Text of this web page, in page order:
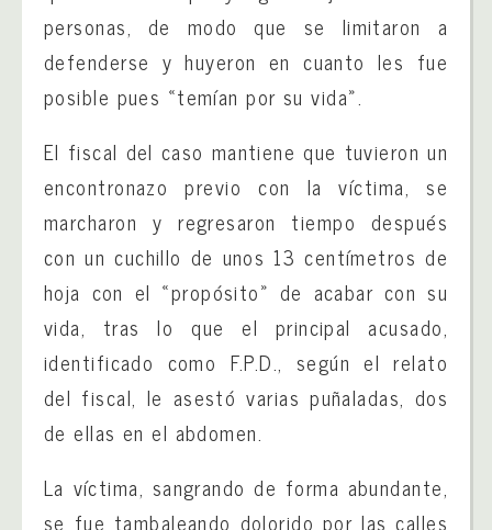
personas, de modo que se limitaron a
defenderse y huyeron en cuanto les fue
posible pues «temían por su vida».
El fiscal del caso mantiene que tuvieron un
encontronazo previo con la víctima, se
marcharon y regresaron tiempo después
con un cuchillo de unos 13 centímetros de
hoja con el «propósito» de acabar con su
vida, tras lo que el principal acusado,
identificado como F.P.D., según el relato
del fiscal, le asestó varias puñaladas, dos
de ellas en el abdomen.
La víctima, sangrando de forma abundante,
se fue tambaleando dolorido por las calles